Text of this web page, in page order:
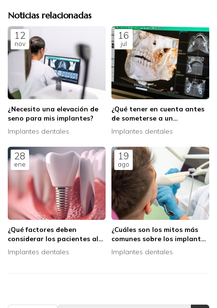
Noticias relacionadas
12
nov
¿Necesito una elevación de
seno para mis implantes?
Implantes dentales
16
jul
¿Qué tener en cuenta antes
de someterse a un
tratamiento de implantes
dentales?
Implantes dentales
28
ene
¿Qué factores deben
considerar los pacientes al
elegir un tipo de implante
dental?
Implantes dentales
19
ago
¿Cuáles son los mitos más
comunes sobre los implantes
dentales y cómo se
comparan con la realidad?
Implantes dentales